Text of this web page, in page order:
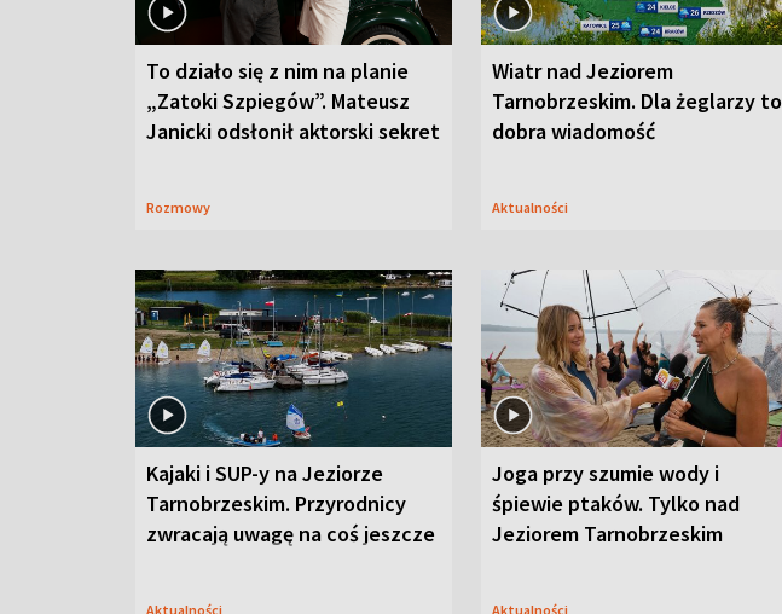
To działo się z nim na planie
„Zatoki Szpiegów”. Mateusz
Janicki odsłonił aktorski sekret
Rozmowy
Wiatr nad Jeziorem
Tarnobrzeskim. Dla żeglarzy to
dobra wiadomość
Aktualności
Kajaki i SUP-y na Jeziorze
Tarnobrzeskim. Przyrodnicy
zwracają uwagę na coś jeszcze
Aktualności
Joga przy szumie wody i
śpiewie ptaków. Tylko nad
Jeziorem Tarnobrzeskim
Aktualności